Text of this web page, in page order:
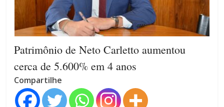
Patrimônio de Neto Carletto aumentou
cerca de 5.600% em 4 anos
Compartilhe